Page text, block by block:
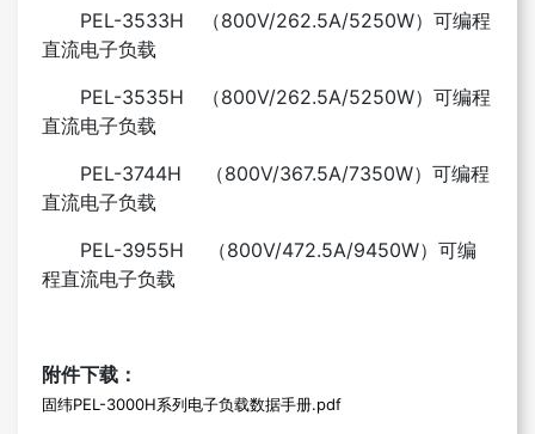
PEL-3533H （800V/262.5A/5250W）可编程
直流电子负载
PEL-3535H （800V/262.5A/5250W）可编程
直流电子负载
PEL-3744H （800V/367.5A/7350W）可编程
直流电子负载
PEL-3955H （800V/472.5A/9450W）可编
程直流电子负载
附件下载：
固纬PEL-3000H系列电子负载数据手册.pdf